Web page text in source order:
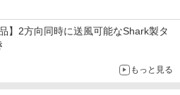
】2方向同時に送風可能なShark製タ
もっと見る